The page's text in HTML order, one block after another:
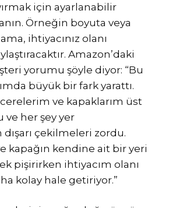
için ayarlanabilir
Örneğin boyuta veya
ihtiyacınız olanı
Amazon’daki
yorumu şöyle diyor: “Bu
büyük bir fark yarattı.
ve kapaklarım üst
ve her şey yer
çekilmeleri zordu.
kapağın kendine ait bir yeri
pişirirken ihtiyacım olanı
kolay hale getiriyor.”